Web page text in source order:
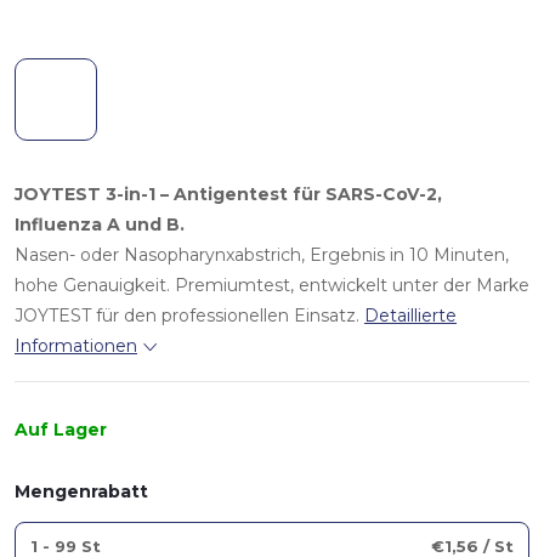
JOYTEST 3-in-1 – Antigentest für SARS-CoV-2,
Influenza A und B.
Nasen- oder Nasopharynxabstrich, Ergebnis in 10 Minuten,
hohe Genauigkeit. Premiumtest, entwickelt unter der Marke
JOYTEST für den professionellen Einsatz. Detaillierte
Informationen
Auf Lager
Mengenrabatt
1 - 99 St €1,56 / St